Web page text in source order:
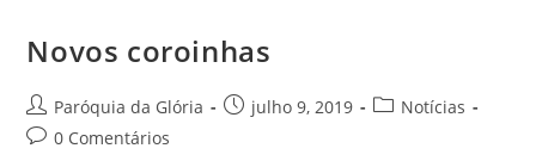
Novos coroinhas
Paróquia da Glória julho 9, 2019
Notícias
0 Comentários